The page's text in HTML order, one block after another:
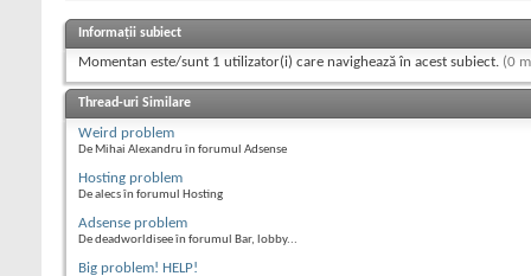
Informații subiect
Momentan este/sunt 1 utilizator(i) care navighează în acest subiect. (0
Thread-uri Similare
Weird problem
De Mihai Alexandru în forumul Adsense
Hosting problem
De alecs în forumul Hosting
Adsense problem
De deadworldisee în forumul Bar, lobby...
Big problem! HELP!